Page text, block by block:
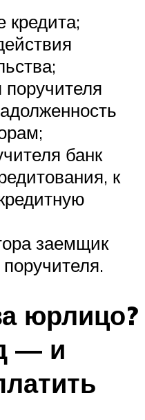
кредита;
поручителя
банк
к
заемщик
поручителя.
юрлицо?
— и